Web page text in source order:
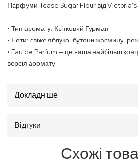
Парфуми Tease Sugar Fleur від
• Тип аромату: Квітковий Гурман
• Ноти: свіже яблуко, бутони жасмину,
• Eau de Parfum — це наша найбільш
версія аромату
Докладніше
Відгуки
Схожі